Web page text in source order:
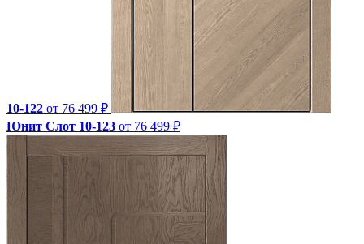
10-122 от 76 499 ₽
Юнит Слот 10-123 от 76 499 ₽